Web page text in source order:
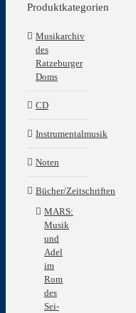
Produktkategorien
Musikarchiv
des
Ratzeburger
Doms
CD
Instrumentalmusik
Noten
Bücher/Zeitschriften
MARS:
Musik
und
Adel
im
Rom
des
Sei-